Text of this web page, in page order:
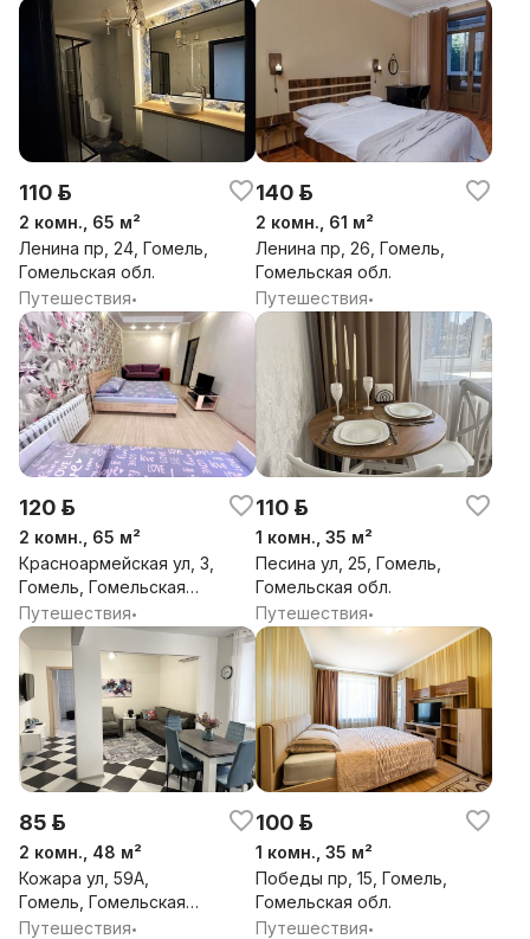
110 р.
2 комн., 65 м²
Ленина пр, 24, Гомель,
Гомельская обл.
Путешествия•
140 р.
2 комн., 61 м²
Ленина пр, 26, Гомель,
Гомельская обл.
Путешествия•
120 р.
2 комн., 65 м²
Красноармейская ул, 3,
Гомель, Гомельская
обл.
Путешествия•
110 р.
1 комн., 35 м²
Песина ул, 25, Гомель,
Гомельская обл.
Путешествия•
85 р.
2 комн., 48 м²
Кожара ул, 59А,
Гомель, Гомельская
обл.
Путешествия•
100 р.
1 комн., 35 м²
Победы пр, 15, Гомель,
Гомельская обл.
Путешествия•